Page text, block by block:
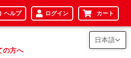
ヘルプ ログイン カート
の方へ
日本語